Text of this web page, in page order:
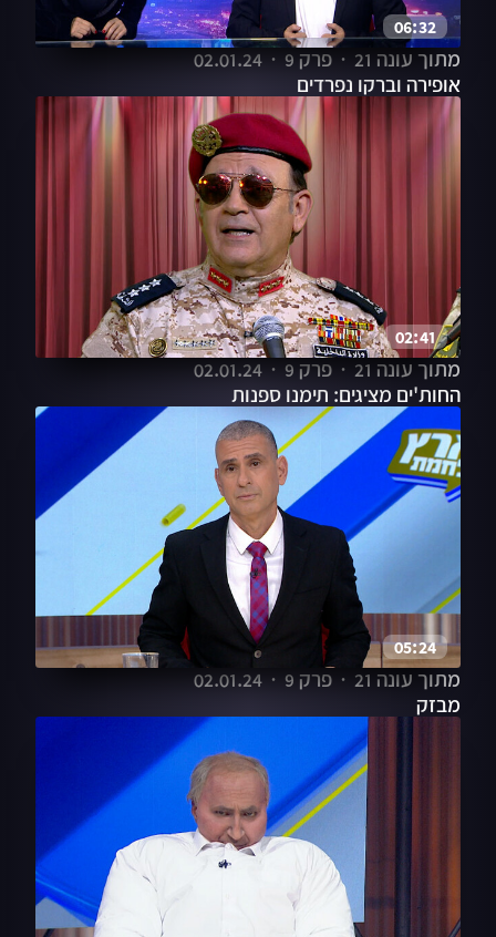
06:32
מתוך עונה 21 פרק 9
02.01.24
אופירה וברקו נפרדים
02:41
מתוך עונה 21 פרק 9
02.01.24
החות'ים מציגים: תימנו ספנות
05:24
מתוך עונה 21 פרק 9
02.01.24
מבזק